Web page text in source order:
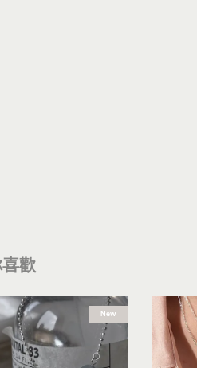
歡
New